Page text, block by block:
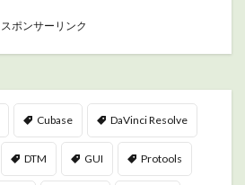
スポンサーリンク
Cubase DaVinci Resolve
DTM GUI Protools